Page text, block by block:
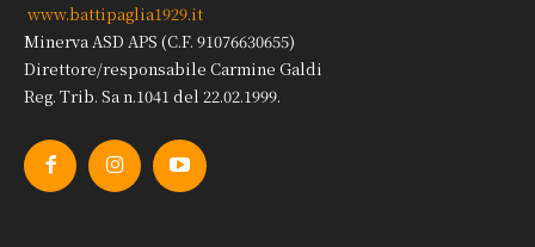
www.battipaglia1929.it
Minerva ASD APS (C.F. 91076630655)
Direttore/responsabile Carmine Galdi
Reg. Trib. Sa n.1041 del 22.02.1999.